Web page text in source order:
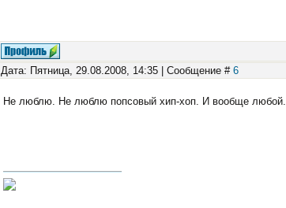
Дата: Пятница, 29.08.2008, 14:35 | Сообщение # 6
Не люблю. Не люблю попсовый хип-хоп. И вообще любой.